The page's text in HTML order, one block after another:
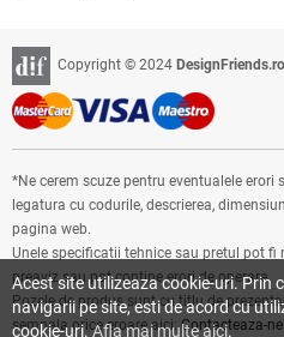
Copyright © 2024 DesignFriends.ro
*Ne cerem scuze pentru eventualele erori
legatura cu codurile, descrierea,
pagina web.
Unele specificatii tehnice sau pretul pot
preaviz sau pot contine erori de operare.
Pozele de produs sunt cu titlu de
semnala orice eroare aici:Contacteaza-
Acest site utilizeaza cookie-uri. Prin
navigarii pe site, esti de acord cu
cookie-uri.Afla mai multe aici.